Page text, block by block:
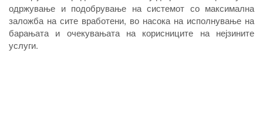
одржување и подобрување на системот со максимална
заложба на сите вработени, во насока на исполнување на
барањата и очекувањата на корисниците на нејзините
услуги.